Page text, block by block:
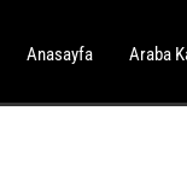
Anasayfa Araba